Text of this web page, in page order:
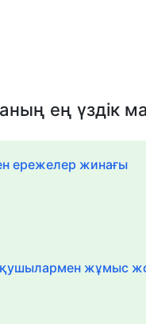
ең үздік
ережелер жинағы
жұмыс